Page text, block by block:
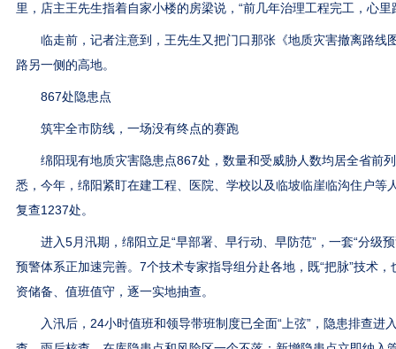
里，店主王先生指着自家小楼的房梁说，“前几年治理工程完工，心里
临走前，记者注意到，王先生又把门口那张《地质灾害撤离路线
路另一侧的高地。
867处隐患点
筑牢全市防线，一场没有终点的赛跑
绵阳现有地质灾害隐患点867处，数量和受威胁人数均居全省前
悉，今年，绵阳紧盯在建工程、医院、学校以及临坡临崖临沟住户等
复查1237处。
进入5月汛期，绵阳立足“早部署、早行动、早防范”，一套“分级
预警体系正加速完善。7个技术专家指导组分赴各地，既“把脉”技术，
资储备、值班值守，逐一实地抽查。
入汛后，24小时值班和领导带班制度已全面“上弦”，隐患排查进